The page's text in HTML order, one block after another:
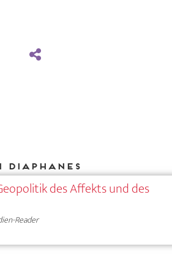
des Affekts und des
Reader